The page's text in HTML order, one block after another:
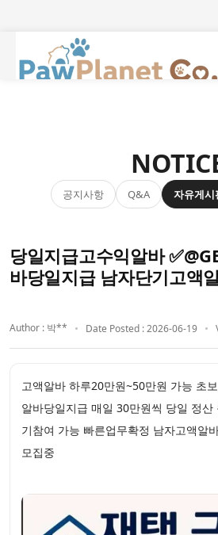
공지사항 Q&A 자유게시
당일지급고수익알바
바당일지급 남자단기고액
Author : 박** Date Posted : 2026-06-19
고액알바 하루20만원~50만원 가능 초
알바당일지급 매일 30만원씩 당일 정
기참여 가능 빠른업무확정 남자고액알
모집중